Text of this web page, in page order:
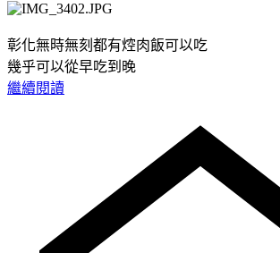
彰化無時無刻都有焢肉飯可以吃
幾乎可以從早吃到晚
繼續閱讀